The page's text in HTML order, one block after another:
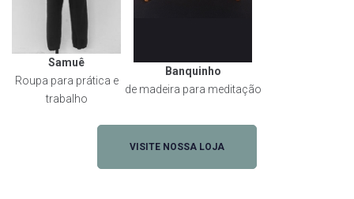
Samuê
Roupa para prática e
trabalho
Banquinho
de madeira para meditação
VISITE NOSSA LOJA